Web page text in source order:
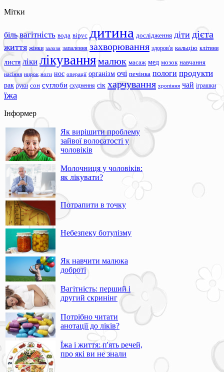
Мітки
біль вагітність вода вірус дитина дослідження діти дієта
життя жінки залози запалення захворювання здоров'я кальцію клітини
листя ліки лікуваннямалюк масаж мед мозок навчання
насіння нирок ноги нос операції організм очі печінка пологи продукти
рак руки сон суглоби схуднення сік харчування хропіння чай іграшки
їжа
Інформер
Як вирішити проблему
зайвої волосатості у
чоловіків
Молочниця у чоловіків:
як лікувати?
Потрапити в точку
Небезпеку ботулізму
Як навчити малюка
доброті
Вагітність: перший і
другий скринінг
Потрібно читати
анотації до ліків?
Їжа і життя: п'ять речей,
про які ви не знали